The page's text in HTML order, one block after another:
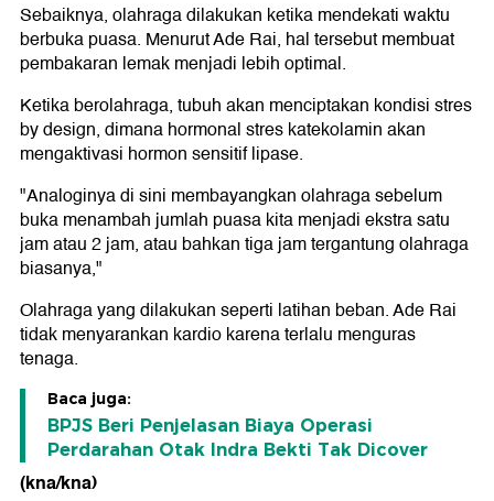
Sebaiknya, olahraga dilakukan ketika mendekati waktu
berbuka puasa. Menurut Ade Rai, hal tersebut membuat
pembakaran lemak menjadi lebih optimal.
Ketika berolahraga, tubuh akan menciptakan kondisi stres
by design, dimana hormonal stres katekolamin akan
mengaktivasi hormon sensitif lipase.
"Analoginya di sini membayangkan olahraga sebelum
buka menambah jumlah puasa kita menjadi ekstra satu
jam atau 2 jam, atau bahkan tiga jam tergantung olahraga
biasanya,"
Olahraga yang dilakukan seperti latihan beban. Ade Rai
tidak menyarankan kardio karena terlalu menguras
tenaga.
Baca juga:
BPJS Beri Penjelasan Biaya Operasi
Perdarahan Otak Indra Bekti Tak Dicover
(kna/kna)